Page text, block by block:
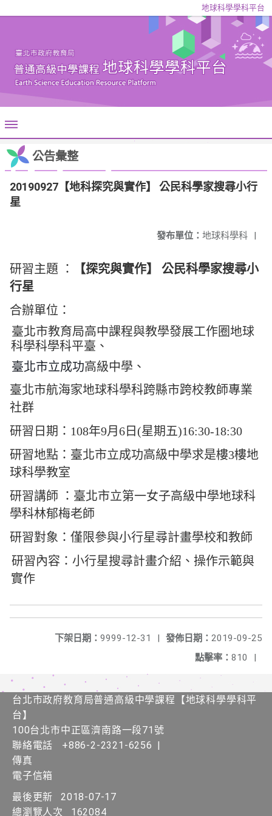
地球科學學科平台
公告彙整
20190927【地科探究與實作】 公民科學家搜尋小行
星
發布單位： 地球科學科 |
研習主題 ：
【探究與實作】 公民科學家搜尋小
行星
合辦單位：
臺北市教育局高中課程與教學發展工作圈地球
科學科學科平臺、
臺北市立成功高級中學、
臺北市航海家地球科學科跨縣市跨校教師專業
社群
研習日期：108年9月6日(星期五)16:30-18:30
研習地點：臺北市立成功高級中學求是樓3樓地
球科學教室
研習講師 ： 臺北市立第一女子高級中學地球科
學科林郁梅老師
研習對象：僅限參與小行星尋計畫學校和教師
研習內容：小行星搜尋計畫介紹、操作示範與
實作
發佈日期： 2019-09-25
下架日期： 9999-12-31
|
點擊率： 810 |
台北市政府教育局普通高級中學課程​【​地球科學學科平
台】
100台北市中正區濟南路一段71號
聯絡電話
+886-2-2321-6256 |
傳真
電子信箱
最後更新
2018-07-17
總瀏覽人次
162084